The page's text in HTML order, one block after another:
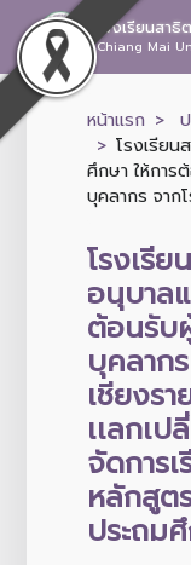
โรงเรียนสา
Chiang Mai
หน้าแรก
โรงเรียน
ศึกษา ให้การ
บุคลากร จาก
โรงเรี
อนุบาล
ต้อนรับ
บุคลาก
เชียงร
เเลกเ
จัดการ
หลักสูต
ประถม